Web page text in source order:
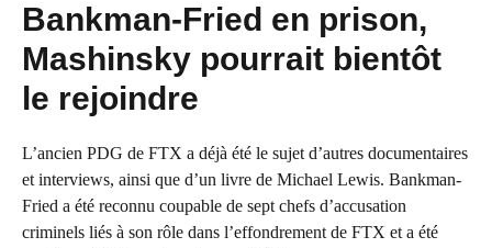
Bankman-Fried en prison,
Mashinsky pourrait bientôt
le rejoindre
L’ancien PDG de FTX a déjà été le sujet d’autres documentaires
et interviews, ainsi que d’un livre de Michael Lewis. Bankman-
Fried a été reconnu coupable de sept chefs d’accusation
criminels liés à son rôle dans l’effondrement de FTX et a été